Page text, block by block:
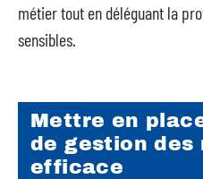
métier tout en déléguant la
sensibles.
Mettre en
de gestion des
efficace